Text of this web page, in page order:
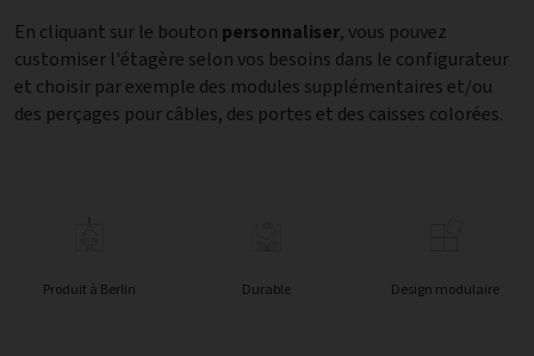
En cliquant sur le bouton personnaliser, vous pouvez
customiser l'étagère selon vos besoins dans le configurateur
et choisir par exemple des modules supplémentaires et/ou
des perçages pour câbles, des portes et des caisses colorées.
Produit à Berlin Durable Design modulaire